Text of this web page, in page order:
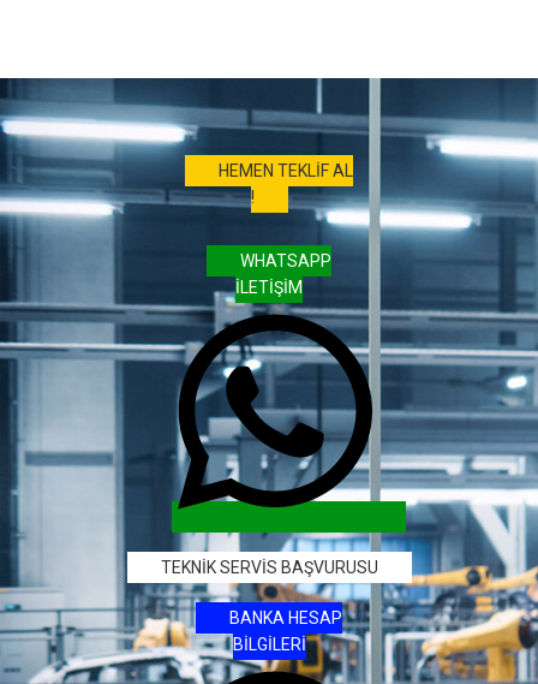
HEMEN TEKLİF AL
!
WHATSAPP
İLETİŞİM
TEKNİK SERVİS BAŞVURUSU
BANKA HESAP
BİLGİLERİ